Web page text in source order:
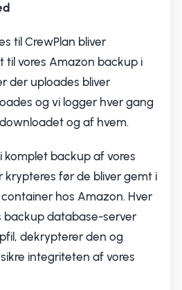
til CrewPlan bliver
til vores Amazon backup i
der uploades bliver
og vi logger hver gang
og af hvem.
komplet backup af vores
krypteres før de bliver gemt i
hos Amazon. Hver
backup database-server
dekrypterer den og
integriteten af vores